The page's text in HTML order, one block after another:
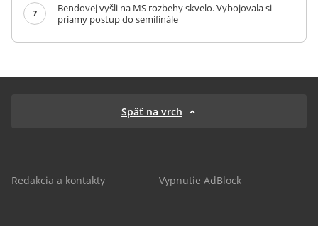
7
Bendovej vyšli na MS rozbehy skvelo. Vybojovala si
priamy postup do semifinále
Späť na vrch
Redakcia a kontakty Vypnutie AdBlock